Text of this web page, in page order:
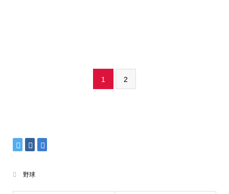
1 2
野球